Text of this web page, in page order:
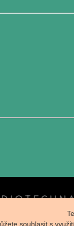
D I O T E C H N A
E-
souhlasit s